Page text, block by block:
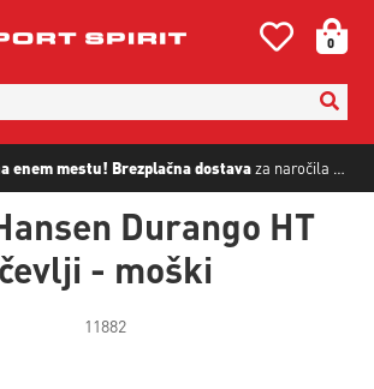
enem mestu! Brezplačna dostavaza naročila nad
0
Durango HT
čevlji - moški
11882